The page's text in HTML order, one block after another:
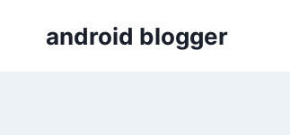
android blogger